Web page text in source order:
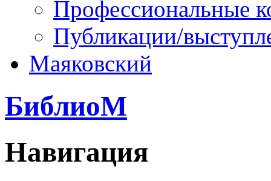
Профессиональные
Публикации/
Маяковский
БиблиоМ
Навигация